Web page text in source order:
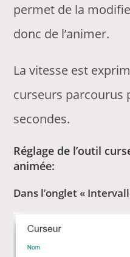
permet de la
donc de l’animer.
La vitesse est
curseurs parcourus
secondes.
Réglage de l’outil
animée:
Dans l’onglet «